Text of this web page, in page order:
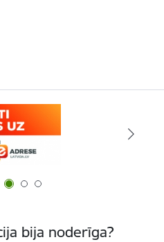
bija noderīga?